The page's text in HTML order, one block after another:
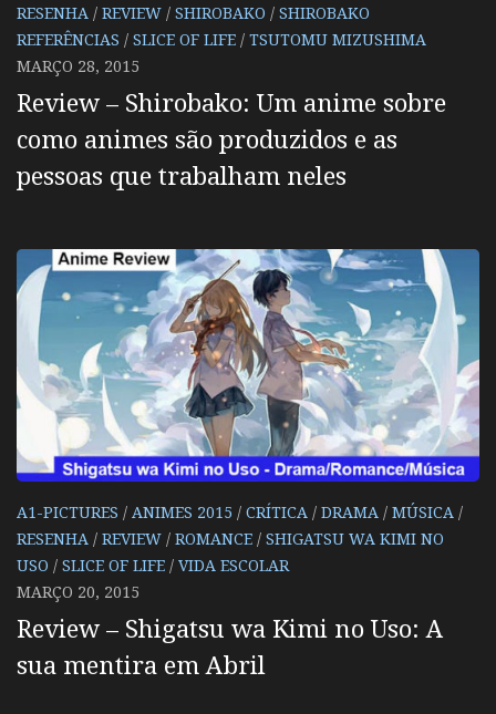
RESENHA / REVIEW / SHIROBAKO / SHIROBAKO
REFERÊNCIAS / SLICE OF LIFE / TSUTOMU MIZUSHIMA
MARÇO 28, 2015
Review – Shirobako: Um anime sobre
como animes são produzidos e as
pessoas que trabalham neles
A1-PICTURES / ANIMES 2015 / CRÍTICA / DRAMA / MÚSICA /
RESENHA / REVIEW / ROMANCE / SHIGATSU WA KIMI NO
USO / SLICE OF LIFE / VIDA ESCOLAR
MARÇO 20, 2015
Review – Shigatsu wa Kimi no Uso: A
sua mentira em Abril